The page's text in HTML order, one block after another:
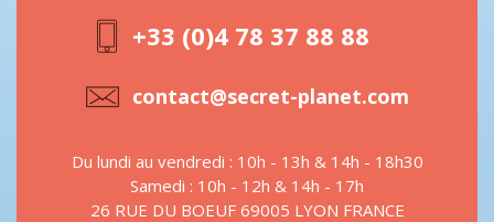
+33 (0)4 78 37 88 88
contact@secret-planet.com
Du lundi au vendredi : 10h - 13h & 14h - 18h30
Samedi : 10h - 12h & 14h - 17h
26 RUE DU BOEUF 69005 LYON FRANCE